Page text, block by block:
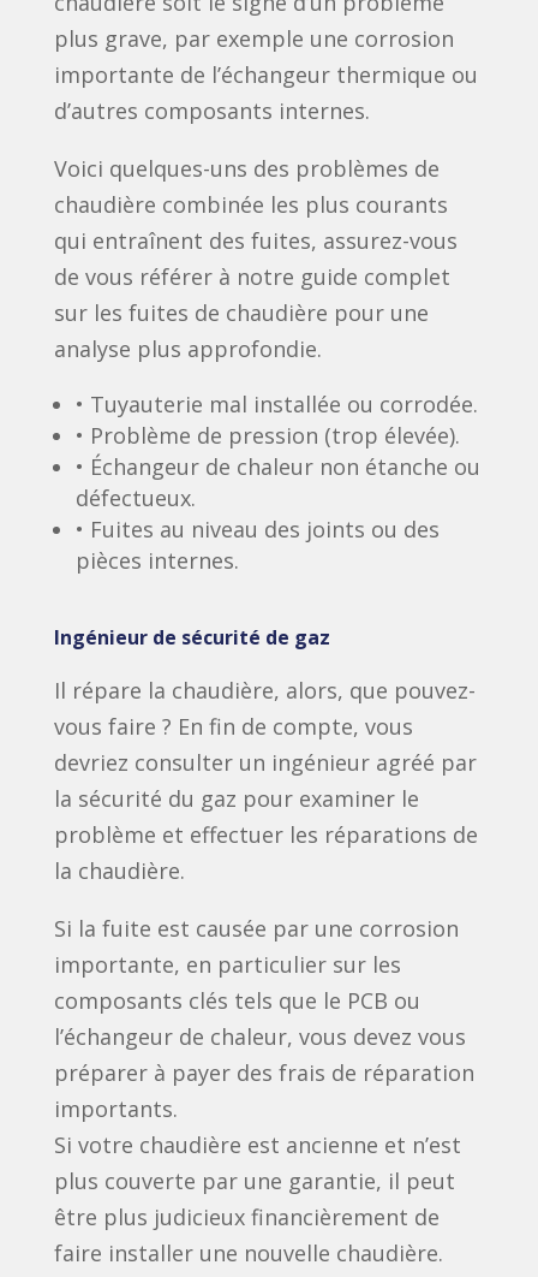
plus grave, par exemple une corrosion
importante de l’échangeur thermique ou
d’autres composants internes.
Voici quelques-uns des problèmes de
chaudière combinée les plus courants
qui entraînent des fuites, assurez-vous
de vous référer à notre guide complet
sur les fuites de chaudière pour une
analyse plus approfondie.
• Tuyauterie mal installée ou corrodée.
• Problème de pression (trop élevée).
• Échangeur de chaleur non étanche ou
défectueux.
• Fuites au niveau des joints ou des
pièces internes.
Ingénieur de sécurité de gaz
Il répare la chaudière, alors, que pouvez-
vous faire ? En fin de compte, vous
devriez consulter un ingénieur agréé par
la sécurité du gaz pour examiner le
problème et effectuer les réparations de
la chaudière.
Si la fuite est causée par une corrosion
importante, en particulier sur les
composants clés tels que le PCB ou
l’échangeur de chaleur, vous devez vous
préparer à payer des frais de réparation
importants.
Si votre chaudière est ancienne et n’est
plus couverte par une garantie, il peut
être plus judicieux financièrement de
faire installer une nouvelle chaudière.